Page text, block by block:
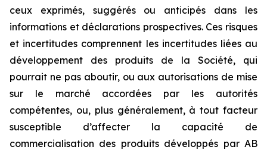
ceux exprimés, suggérés ou anticipés dans les
informations et déclarations prospectives. Ces risques
et incertitudes comprennent les incertitudes liées au
développement des produits de la Société, qui
pourrait ne pas aboutir, ou aux autorisations de mise
sur le marché accordées par les autorités
compétentes, ou, plus généralement, à tout facteur
susceptible d’affecter la capacité de
commercialisation des produits développés par AB